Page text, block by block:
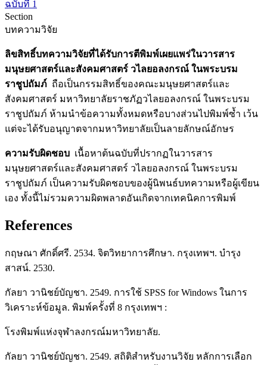
ฉบับที่ 1
Section
บทความวิจัย
ลิขสิทธิ์บทความวิจัยที่ได้รับการตีพิมพ์เผยแพร่ในวารสาร
มนุษยศาสตร์และสังคมศาสตร์ วไลยอลงกรณ์ ในพระบรม
ราชูปถัมภ์ ถือเป็นกรรมสิทธิ์ของคณะมนุษยศาสตร์และ
สังคมศาสตร์ มหาวิทยาลัยราชภัฏวไลยอลงกรณ์ ในพระบรม
ราชูปถัมภ์ ห้ามนำข้อความทั้งหมดหรือบางส่วนไปพิมพ์ซ้ำ เว้น
แต่จะได้รับอนุญาตจากมหาวิทยาลัยเป็นลายลักษณ์อักษร
ความรับผิดชอบ เนื้อหาต้นฉบับที่ปรากฏในวารสาร
มนุษยศาสตร์และสังคมศาสตร์ วไลยอลงกรณ์ ในพระบรม
ราชูปถัมภ์ เป็นความรับผิดชอบของผู้นิพนธ์บทความหรือผู้เขียน
เอง ทั้งนี้ไม่รวมความผิดพลาดอันเกิดจากเทคนิคการพิมพ์
References
กฤษณา ศักดิ์ศรี. 2534. จิตวิทยาการศึกษา. กรุงเทพฯ. บำรุง
สาสน์. 2530.
กัลยา วานิชย์บัญชา. 2549. การใช้ SPSS for Windows ในการ
วิเคราะห์ข้อมูล. พิมพ์ครั้งที่ 8 กรุงเทพฯ :
โรงพิมพ์แห่งจุฬาลงกรณ์มหาวิทยาลัย.
กัลยา วานิชย์บัญชา. 2549. สถิติสำหรับงานวิจัย หลักการเลือก